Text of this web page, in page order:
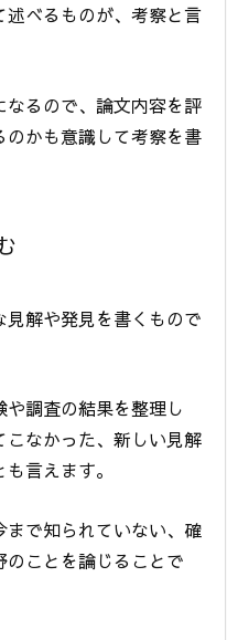
述べるものが、考察と言
なるので、論文内容を評
かも意識して考察を書
解や発見を書くもので
調査の結果を整理し
なかった、新しい見解
言えます。
で知られていない、確
ことを論じることで